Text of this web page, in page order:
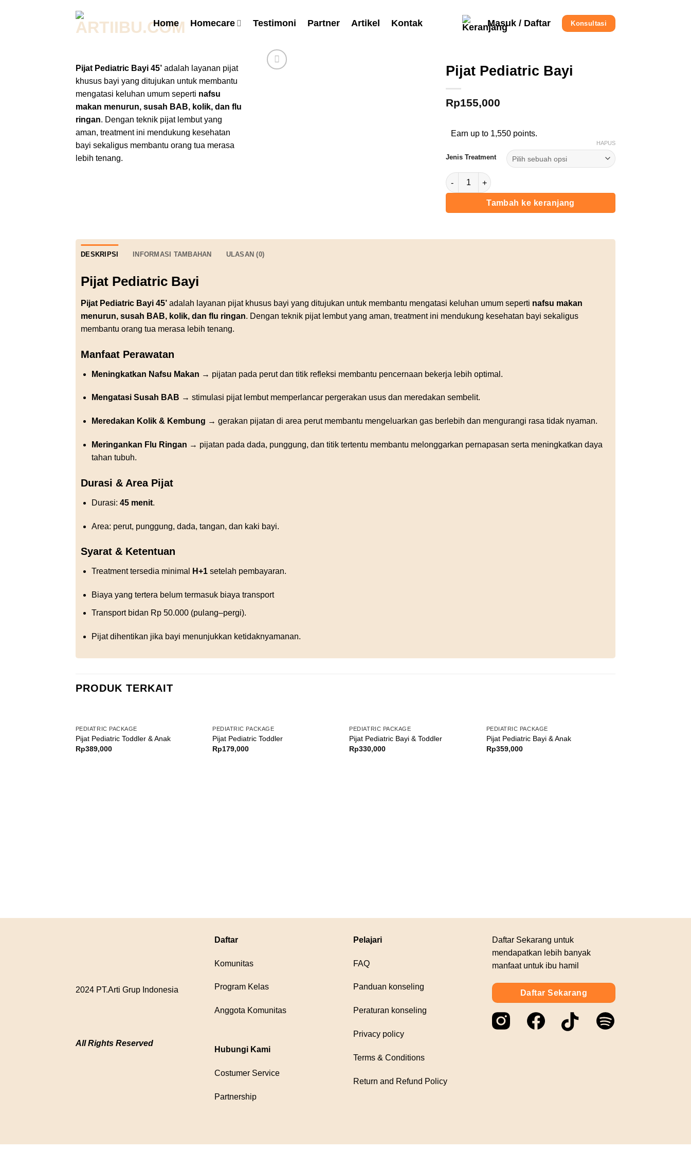
Home Homecare Testimoni Partner Artikel Kontak Masuk / Daftar Konsultasi
Pijat Pediatric Bayi 45’ adalah layanan pijat
khusus bayi yang ditujukan untuk membantu
mengatasi keluhan umum seperti nafsu
makan menurun, susah BAB, kolik, dan flu
ringan. Dengan teknik pijat lembut yang
aman, treatment ini mendukung kesehatan
bayi sekaligus membantu orang tua merasa
lebih tenang.
Pijat Pediatric Bayi
Rp155,000
Earn up to 1,550 points.
Jenis Treatment
HAPUS
Kuantitas Pijat Pediatric Bayi
Tambah ke keranjang
DESKRIPSI INFORMASI TAMBAHAN ULASAN (0)
Pijat Pediatric Bayi
Pijat Pediatric Bayi 45’ adalah layanan pijat khusus bayi yang ditujukan untuk membantu mengatasi keluhan umum seperti nafsu makan
menurun, susah BAB, kolik, dan flu ringan. Dengan teknik pijat lembut yang aman, treatment ini mendukung kesehatan bayi sekaligus
membantu orang tua merasa lebih tenang.
Manfaat Perawatan
Meningkatkan Nafsu Makan → pijatan pada perut dan titik refleksi membantu pencernaan bekerja lebih optimal.
Mengatasi Susah BAB → stimulasi pijat lembut memperlancar pergerakan usus dan meredakan sembelit.
Meredakan Kolik & Kembung → gerakan pijatan di area perut membantu mengeluarkan gas berlebih dan mengurangi rasa tidak nyaman.
Meringankan Flu Ringan → pijatan pada dada, punggung, dan titik tertentu membantu melonggarkan pernapasan serta meningkatkan daya
tahan tubuh.
Durasi & Area Pijat
Durasi: 45 menit.
Area: perut, punggung, dada, tangan, dan kaki bayi.
Syarat & Ketentuan
Treatment tersedia minimal H+1setelah pembayaran.
Biaya yang tertera belum termasuk biaya transport
Transport bidan Rp 50.000 (pulang–pergi).
Pijat dihentikan jika bayi menunjukkan ketidaknyamanan.
PRODUK TERKAIT
PEDIATRIC PACKAGE
Pijat Pediatric Toddler & Anak
Rp389,000
PEDIATRIC PACKAGE
Pijat Pediatric Toddler
Rp179,000
PEDIATRIC PACKAGE
Pijat Pediatric Bayi & Toddler
Rp330,000
PEDIATRIC PACKAGE
Pijat Pediatric Bayi & Anak
Rp359,000
2024 PT.Arti Grup Indonesia
All Rights Reserved
Daftar
Komunitas
Program Kelas
Anggota Komunitas
Hubungi Kami
Costumer Service
Partnership
Pelajari
FAQ
Panduan konseling
Peraturan konseling
Privacy policy
Terms & Conditions
Return and Refund Policy
Daftar Sekarang untuk
mendapatkan lebih banyak
manfaat untuk ibu hamil
Daftar Sekarang